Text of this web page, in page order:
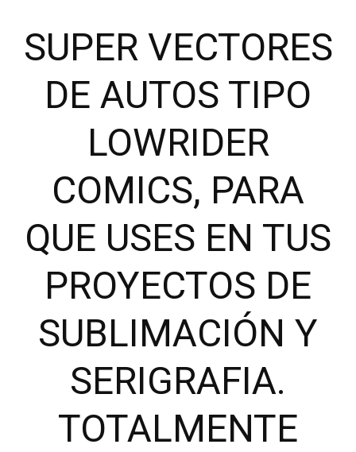
SUPER VECTORES
DE AUTOS TIPO
LOWRIDER
COMICS, PARA
QUE USES EN TUS
PROYECTOS DE
SUBLIMACIÓN Y
SERIGRAFIA.
TOTALMENTE